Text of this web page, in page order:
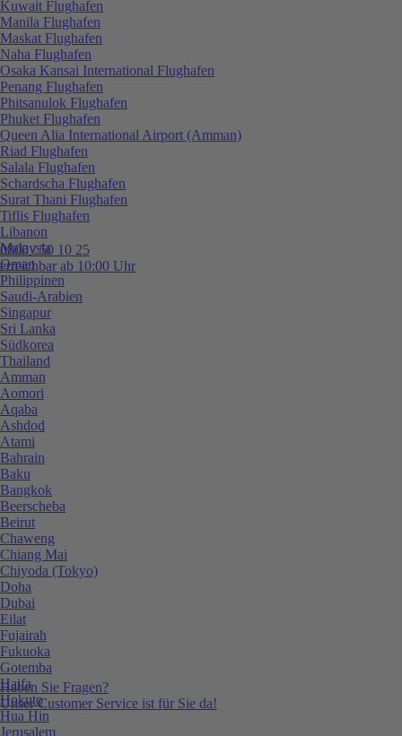
0800 / 50 10 25
erreichbar ab 10:00 Uhr
Haben Sie Fragen?
Unser Customer Service ist für Sie da!
Kuwait Flughafen
Manila Flughafen
Maskat Flughafen
Naha Flughafen
Osaka Kansai International Flughafen
Penang Flughafen
Phitsanulok Flughafen
Phuket Flughafen
Queen Alia International Airport (Amman)
Riad Flughafen
Salala Flughafen
Schardscha Flughafen
Surat Thani Flughafen
Tiflis Flughafen
Libanon
Malaysia
Oman
Philippinen
Saudi-Arabien
Singapur
Sri Lanka
Südkorea
Thailand
Amman
Aomori
Aqaba
Ashdod
Atami
Bahrain
Baku
Bangkok
Beerscheba
Beirut
Chaweng
Chiang Mai
Chiyoda (Tokyo)
Doha
Dubai
Eilat
Fujairah
Fukuoka
Gotemba
Haifa
Hokuto
Hua Hin
Jerusalem